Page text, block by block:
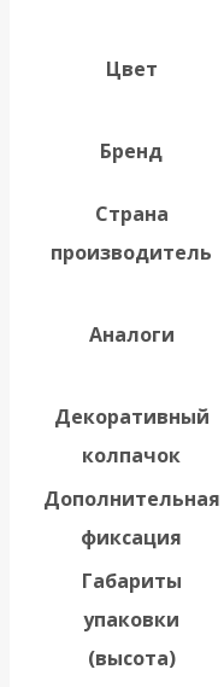
Цвет
Бренд
Страна
производитель
Аналоги
Декоративный
колпачок
Дополнительная
фиксация
Габариты
упаковки
(высота)